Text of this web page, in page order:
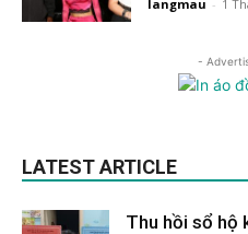
langmau - 1
-
LATEST ARTICLE
Thu hồi sổ hộ